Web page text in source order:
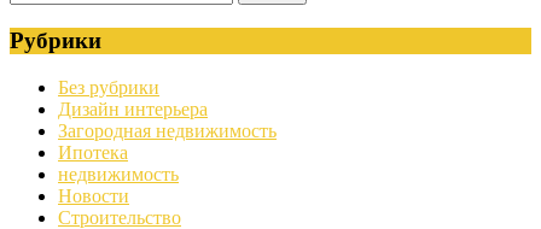
Рубрики
Без рубрики
Дизайн интерьера
Загородная недвижимость
Ипотека
недвижимость
Новости
Строительство